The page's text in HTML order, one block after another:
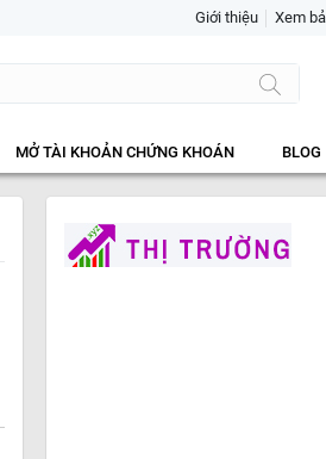
Giới thiệu Xem
MỞ TÀI KHOẢN CHỨNG KHOÁN BLOG